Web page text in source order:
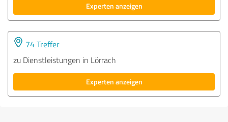
Experten anzeigen
74 Treffer
zu Dienstleistungen in Lörrach
Experten anzeigen